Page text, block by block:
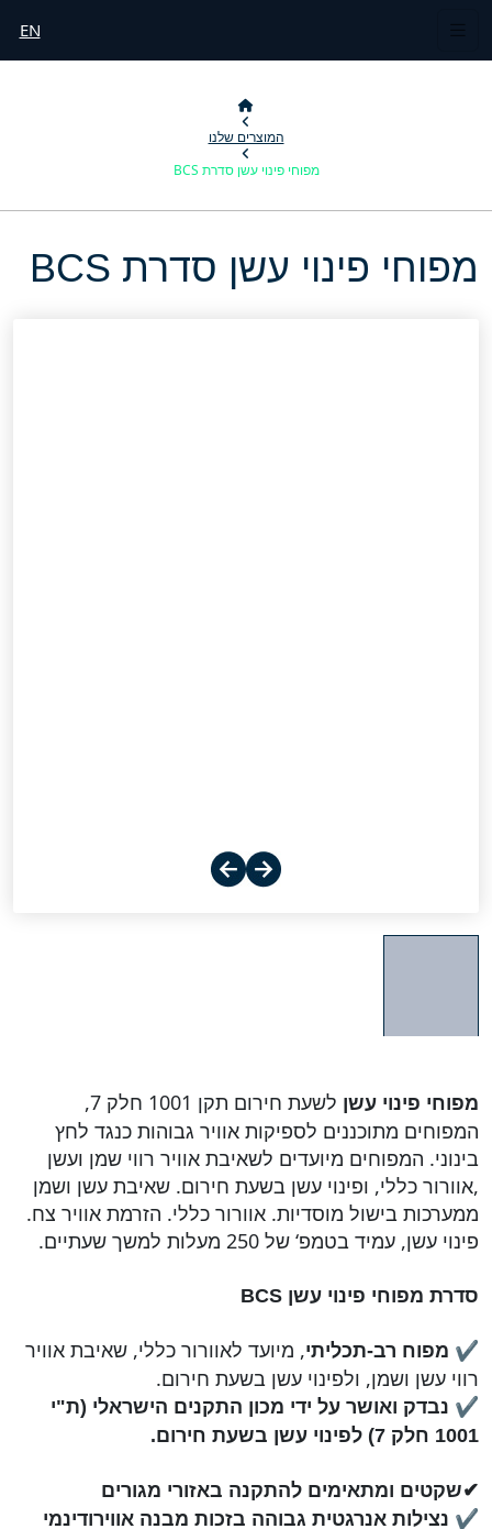
EN
המוצרים שלנו
מפוחי פינוי עשן סדרת BCS
מפוחי פינוי עשן
לשעת חירום תקן 1001 חלק 7,
המפוחים מתוכננים לספיקות אוויר גבוהות כנגד לחץ
בינוני. המפוחים מיועדים לשאיבת אוויר רווי שמן ועשן
,אוורור כללי, ופינוי עשן בשעת חירום. שאיבת עשן ושמן
ממערכות בישול מוסדיות. אוורור כללי. הזרמת אוויר צח.
פינוי עשן, עמיד בטמפ‘ של 250 מעלות למשך שעתיים.
סדרת מפוחי פינוי עשן BCS
✔ מפוח רב-תכליתי, מיועד לאוורור כללי, שאיבת אוויר
רווי עשן ושמן, ולפינוי עשן בשעת חירום.
✔ נבדק ואושר על ידי מכון התקנים הישראלי (ת"י
1001 חלק 7) לפינוי עשן בשעת חירום.
✔שקטים ומתאימים להתקנה באזורי מגורים
✔ נצילות אנרגטית גבוהה בזכות מבנה אווירודינמי
מפוחי פינוי עשן סדרת BCS